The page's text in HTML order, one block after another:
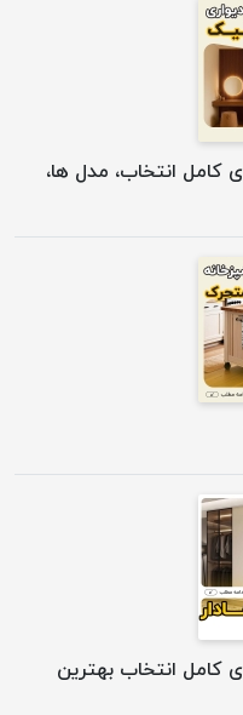
کامل انتخاب، مدل ها،
کامل انتخاب بهترین